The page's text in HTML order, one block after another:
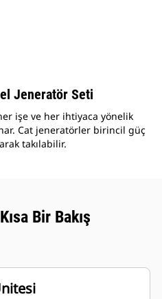
Jeneratör Seti
işe ve her ihtiyaca yönelik
Cat jeneratörler birincil güç
takılabilir.
Bir Bakış